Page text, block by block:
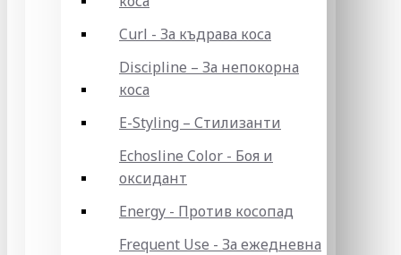
Curl - За къдрава коса
Discipline – За непокорна
коса
E-Styling – Стилизанти
Echosline Color - Боя и
оксидант
Energy - Против косопад
Frequent Use - За ежедневна